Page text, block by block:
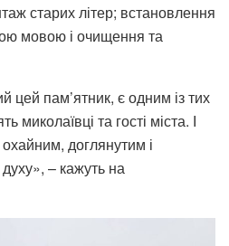
старих літер; встановлення
мовою і очищення та
цей пам’ятник, є одним із тих
миколаївці та гості міста. І
доглянутим і
– кажуть на